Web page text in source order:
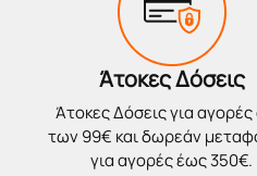
Άτοκες Δόσεις
Άτοκες Δόσεις για
των 99€ και δωρεάν
για αγορές έως 350€.